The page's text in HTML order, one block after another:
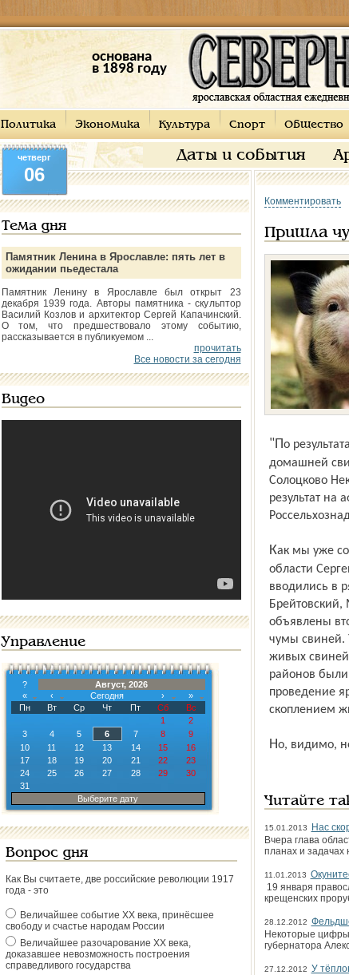
основана
в 1898 году
Политика Экономика Культура Спорт Общество
Даты и события
четверг
06
Тема дня
Памятник Ленина в Ярославле: пять лет в
ожидании пьедестала
Памятник Ленину в Ярославле был открыт 23
декабря 1939 года. Авторы памятника - скульптор
Василий Козлов и архитектор Сергей Капачинский.
О том, что предшествовало этому событию,
рассказывается в публикуемом ...
прочитать
Все новости за сегодня
Видео
Управление
?
Август, 2026
«
‹ Сегодня ›
»
Пн
Вт Ср Чт Пт Сб
Вс
1
2
3
4 5 6 7 8
9
10
11 12 13 14 15
16
17
18 19 20 21 22
23
24
25 26 27 28 29
30
31
Выберите дату
Вопрос дня
Как Вы считаете, две российские революции 1917
года - это
Величайшее событие ХХ века, принёсшее
свободу и счастье народам России
Величайшее разочарование ХХ века,
доказавшее невозможность построения
справедливого государства
Комментировать
Пришла
"По результатам лабораторных исследований проб патологического материала
домашней
Солоцково
результат на
Как мы уже
области
вводились в
объявлены
чумы свиней.
живых свиней
районов
проведение
скоплением
Но, видимо,
Читайте
15.01.2013
Нас
Вчера глава
планах и задачах
11.01.2013
19 января
крещенских
28.12.2012
Некоторые цифры
губернатора
27.12.2012 У